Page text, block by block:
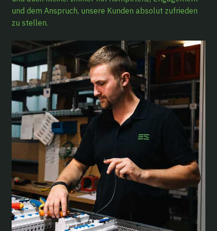
und dem Anspruch, unsere Kunden absolut zufrieden
zu stellen.